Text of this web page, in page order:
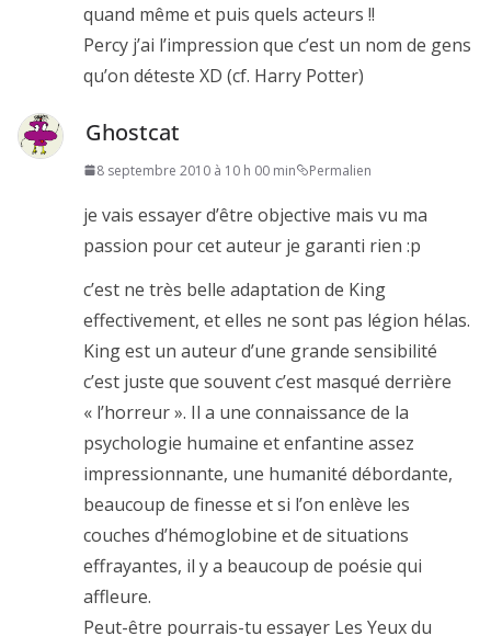
quand même et puis quels acteurs !!
Percy j’ai l’impression que c’est un nom de gens
qu’on déteste XD (cf. Harry Potter)
Ghostcat
8 septembre 2010 à 10 h 00 min Permalien
je vais essayer d’être objective mais vu ma
passion pour cet auteur je garanti rien :p
c’est ne très belle adaptation de King
effectivement, et elles ne sont pas légion hélas.
King est un auteur d’une grande sensibilité
c’est juste que souvent c’est masqué derrière
« l’horreur ». Il a une connaissance de la
psychologie humaine et enfantine assez
impressionnante, une humanité débordante,
beaucoup de finesse et si l’on enlève les
couches d’hémoglobine et de situations
effrayantes, il y a beaucoup de poésie qui
affleure.
Peut-être pourrais-tu essayer Les Yeux du